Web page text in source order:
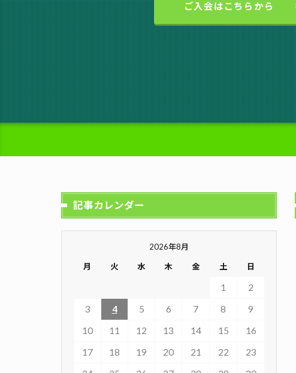
ご入会はこちらから
記事カレンダー
2026年8月
月 火 水 木 金 土 日
1
2
3
4 5 6 7 8
9
10
11 12 13 14 15
16
17
18 19 20 21 22
23